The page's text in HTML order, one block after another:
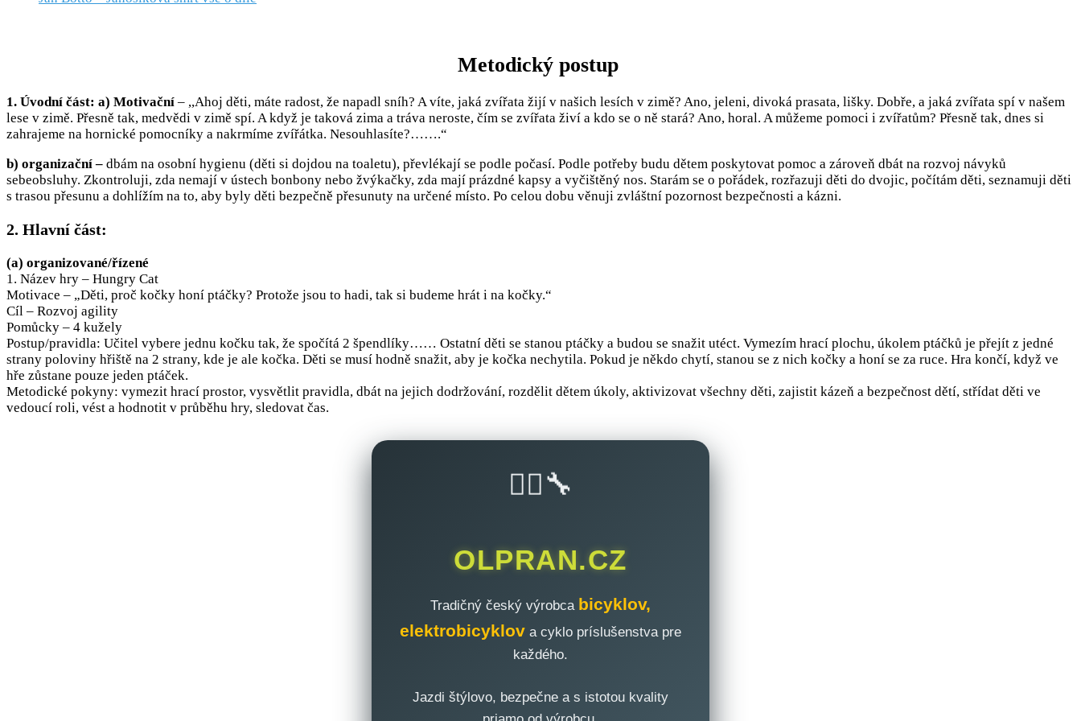
Metodický postup
1. Úvodní část: a) Motivační – ,,Ahoj děti, máte radost, že napadl sníh? A víte, jaká zvířata žijí v našich lesích v zimě? Ano, jeleni, divoká prasata, lišky. Dobře, a jaká zvířata spí v našem
lese v zimě. Přesně tak, medvědi v zimě spí. A když je taková zima a tráva neroste, čím se zvířata živí a kdo se o ně stará? Ano, horal. A můžeme pomoci i zvířatům? Přesně tak, dnes si
zahrajeme na hornické pomocníky a nakrmíme zvířátka. Nesouhlasíte?…….“
b) organizační – dbám na osobní hygienu (děti si dojdou na toaletu), převlékají se podle počasí. Podle potřeby budu dětem poskytovat pomoc a zároveň dbát na rozvoj návyků
sebeobsluhy. Zkontroluji, zda nemají v ústech bonbony nebo žvýkačky, zda mají prázdné kapsy a vyčištěný nos. Starám se o pořádek, rozřazuji děti do dvojic, počítám děti, seznamuji děti
s trasou přesunu a dohlížím na to, aby byly děti bezpečně přesunuty na určené místo. Po celou dobu věnuji zvláštní pozornost bezpečnosti a kázni.
2. Hlavní část:
(a) organizované/řízené
1. Název hry – Hungry Cat
Motivace – „Děti, proč kočky honí ptáčky? Protože jsou to hadi, tak si budeme hrát i na kočky.“
Cíl – Rozvoj agility
Pomůcky – 4 kužely
Postup/pravidla: Učitel vybere jednu kočku tak, že spočítá 2 špendlíky…… Ostatní děti se stanou ptáčky a budou se snažit utéct. Vymezím hrací plochu, úkolem ptáčků je přejít z jedné
strany poloviny hřiště na 2 strany, kde je ale kočka. Děti se musí hodně snažit, aby je kočka nechytila. Pokud je někdo chytí, stanou se z nich kočky a honí se za ruce. Hra končí, když ve
hře zůstane pouze jeden ptáček.
Metodické pokyny: vymezit hrací prostor, vysvětlit pravidla, dbát na jejich dodržování, rozdělit dětem úkoly, aktivizovat všechny děti, zajistit kázeň a bezpečnost dětí, střídat děti ve
vedoucí roli, vést a hodnotit v průběhu hry, sledovat čas.
🚴‍♂️🔧
OLPRAN.CZ
Tradičný český výrobca bicyklov,
elektrobicyklov a cyklo príslušenstva pre
každého.
Jazdi štýlovo, bezpečne a s istotou kvality